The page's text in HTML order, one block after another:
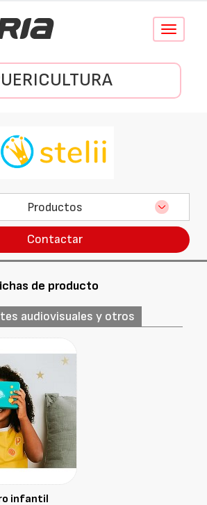
Conmutar
Productos
Contactar
de producto
audiovisuales y otros
infantil